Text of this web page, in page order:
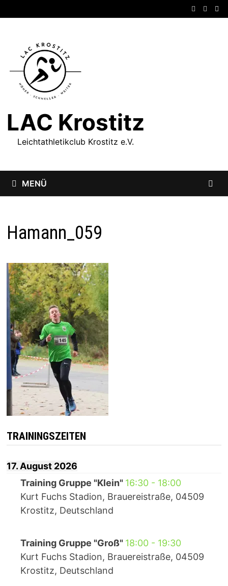
Inhalt
LAC Krostitz
Leichtathletikclub Krostitz e.V.
MENÜ
Hamann_059
TRAININGSZEITEN
17. August 2026
Training Gruppe "Klein" 16:30- 18:00
Kurt Fuchs Stadion, Brauereistraße, 04509
Krostitz, Deutschland
Training Gruppe "Groß" 18:00- 19:30
Kurt Fuchs Stadion, Brauereistraße, 04509
Krostitz, Deutschland